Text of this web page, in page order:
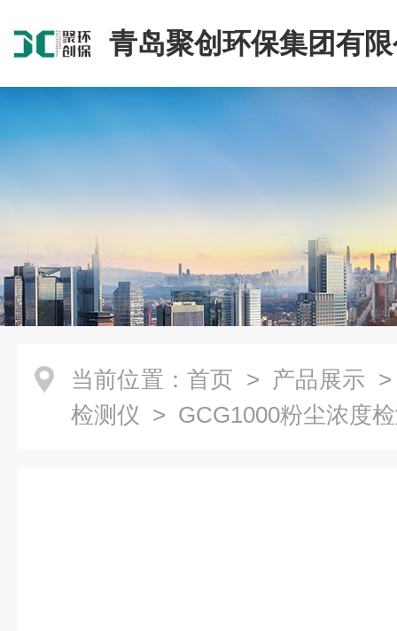
青岛聚创环保集团有
当前位置： 首页 > 产品展示
检测仪 > GCG1000粉尘浓度